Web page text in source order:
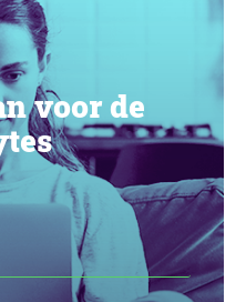
voor de